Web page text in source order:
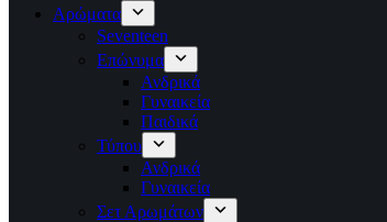
Αρώματα
Seventeen
Επώνυμα
Ανδρικά
Γυναικεία
Παιδικά
Τύπου
Ανδρικά
Γυναικεία
Σετ Αρωμάτων